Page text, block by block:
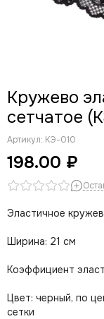
Кружево
сетчатое
Артикул: КЭ-010
198.00 ₽
Эластичное
Ширина: 21 см
Коэффициент
Цвет: черный, по
сетки